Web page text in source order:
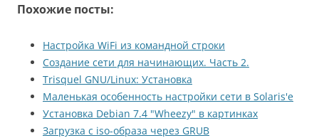
Похожие посты:
Настройка WiFi из командной строки
Создание сети для начинающих. Часть 2.
Trisquel GNU/Linux: Установка
Маленькая особенность настройки сети в Solaris'е
Установка Debian 7.4 "Wheezy" в картинках
Загрузка с iso-образа через GRUB